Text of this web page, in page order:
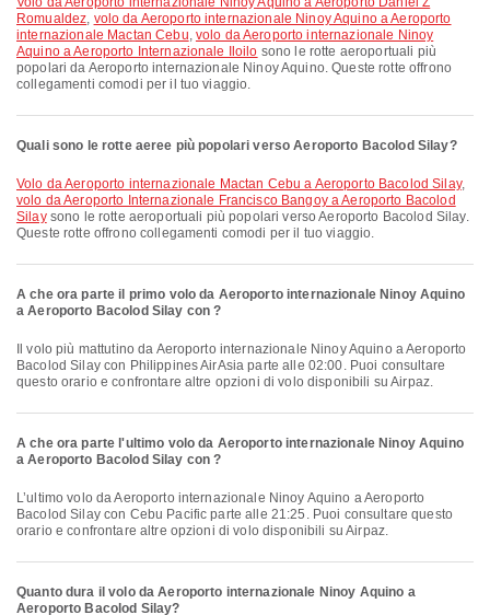
Romualdez, volo da Aeroporto internazionale Ninoy Aquino a Aeroporto
internazionale Mactan Cebu, volo da Aeroporto internazionale Ninoy
Aquino a Aeroporto Internazionale Iloilo sono le rotte aeroportuali più
popolari da Aeroporto internazionale Ninoy Aquino. Queste rotte offrono
collegamenti comodi per il tuo viaggio.
Quali sono le rotte aeree più popolari verso Aeroporto Bacolod Silay?
volo da Aeroporto internazionale Mactan Cebu a Aeroporto Bacolod Silay,
volo da Aeroporto Internazionale Francisco Bangoy a Aeroporto Bacolod
Silaysono le rotte aeroportuali più popolari verso Aeroporto Bacolod Silay.
Queste rotte offrono collegamenti comodi per il tuo viaggio.
A che ora parte il primo volo da Aeroporto internazionale Ninoy Aquino
a Aeroporto Bacolod Silay con ?
Bacolod Silay con Philippines AirAsia parte alle 02:00. Puoi consultare
questo orario e confrontare altre opzioni di volo disponibili su Airpaz.
A che ora parte l'ultimo volo da Aeroporto internazionale Ninoy Aquino
a Aeroporto Bacolod Silay con ?
L’ultimo volo da Aeroporto internazionale Ninoy Aquino a Aeroporto
Bacolod Silay con Cebu Pacific parte alle 21:25. Puoi consultare questo
orario e confrontare altre opzioni di volo disponibili su Airpaz.
Quanto dura il volo da Aeroporto internazionale Ninoy Aquino a
Aeroporto Bacolod Silay?